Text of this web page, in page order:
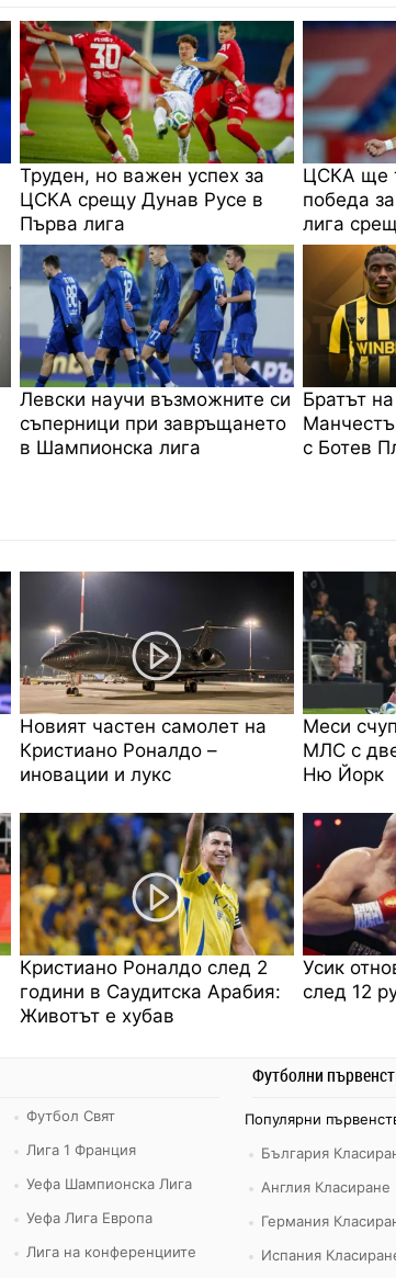
Труден, но важен успех за
ЦСКА срещу Дунав Русе в
Първа лига
ЦСКА ще
победа
лига
Левски научи възможните си
съперници при завръщането
в Шампионска лига
Братът
с Ботев
Новият частен самолет на
Кристиано Роналдо –
иновации и лукс
Меси
МЛС с
Ню Йорк
Кристиано Роналдо след 2
години в Саудитска Арабия:
Животът е хубав
Усик
след 12
Футбол Свят
Лига 1 Франция
Уефа Шампионска Лига
Уефа Лига Европа
Лига на конференциите
Футболни
Популярни
България
Англия Класиране
Германия
Испания